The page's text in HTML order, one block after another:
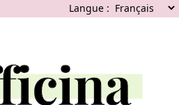
Langue :